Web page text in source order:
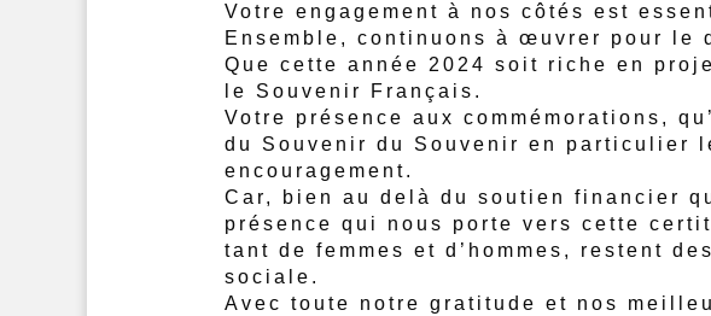
Votre engagement à nos côtés est
Ensemble, continuons à œuvrer pour le
Que cette année 2024 soit riche en
le Souvenir Français .
Votre présence aux commémorations,
du Souvenir du Souvenir en particulier
encouragement.
Car, bien au delà du soutien financier
présence qui nous porte vers cette
tant de femmes et d’hommes, restent
sociale.
Avec toute notre gratitude et nos